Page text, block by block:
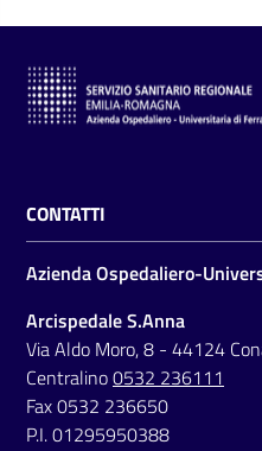
t
r
a
z
n
e
t
a
s
p
a
r
CONTATTI
Azienda Ospedaliero-
Arcispedale S.Anna
Via Aldo Moro, 8 - 44124
Centralino0532 236111
Fax 0532 236650
P.I. 01295950388